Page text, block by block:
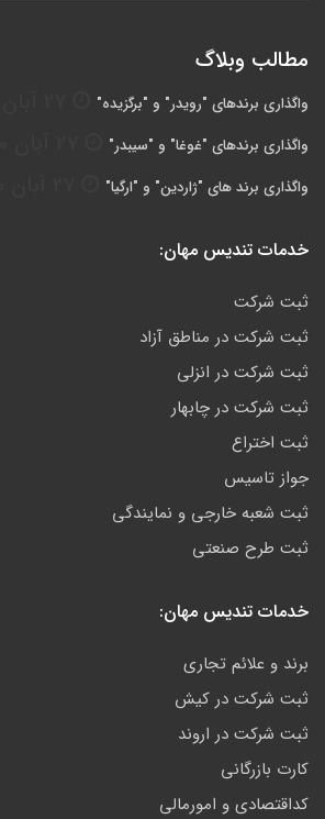
مطالب وبلاگ
واگذاری برندهای "رویدر" و "برگزیده"
واگذاری برندهای "غوغا" و "سیبدر"
واگذاری برند های "ژاردین" و "ارگیا"
خدمات تندیس مهان:
ثبت شرکت
ثبت شرکت در مناطق آزاد
ثبت شرکت در انزلی
ثبت شرکت در چابهار
ثبت اختراع
جواز تاسیس
ثبت شعبه خارجی و نمایندگی
ثبت طرح صنعتی
خدمات تندیس مهان:
برند و علائم تجاری
ثبت شرکت در کیش
ثبت شرکت در اروند
کارت بازرگانی
کداقتصادی و امورمالی